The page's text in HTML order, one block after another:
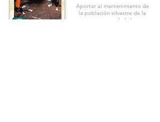
Aportar al mantenimiento de
la población silvestre de la
rana venenosa de Lehman,